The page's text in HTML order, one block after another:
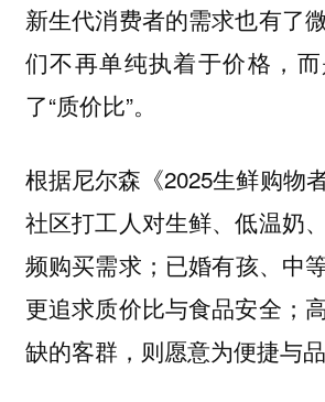
新生代消费者的需求也有了
们不再单纯执着于价格，
了“质价比”。
根据尼尔森《2025生鲜购物
社区打工人对生鲜、低温奶
频购买需求；已婚有孩、中
更追求质价比与食品安全；
缺的客群，则愿意为便捷与品